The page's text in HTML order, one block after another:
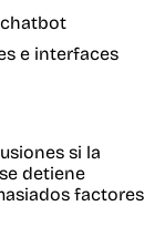
e interfaces
si la
detiene
factores